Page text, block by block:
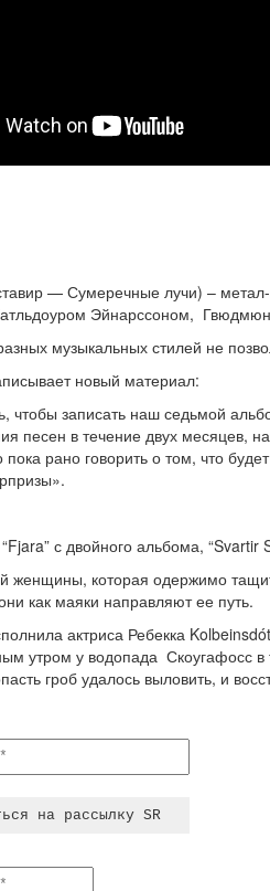
— Сумеречные лучи) –
Эйнарссоном,
музыкальных стилей не
новый материал:
чтобы записать наш седьмой
песен в течение двух месяцев,
пока рано говорить о том, что
с двойного альбома, “Svartir
женщины, которая одержимо
как маяки направляют ее путь.
актриса Ребекка
утром у водопада Скоугафосс
гроб удалось выловить, и